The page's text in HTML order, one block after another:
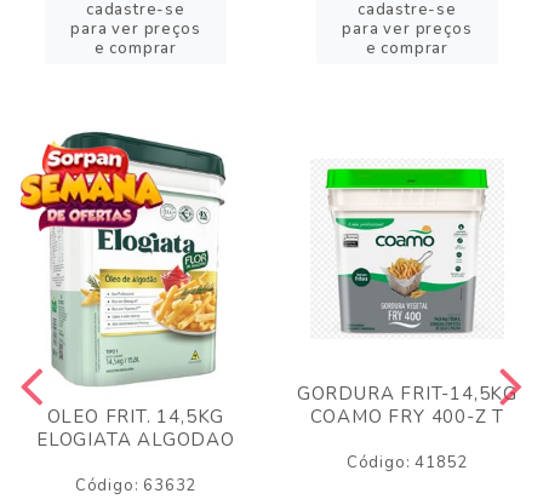
cadastre-se
para ver preços
e comprar
cadastre-se
para ver preços
e comprar
OLEO FRIT. 14,5KG
ELOGIATA ALGODAO
Código: 63632
GORDURA FRIT-14,5KG
COAMO FRY 400-Z T
Código: 41852